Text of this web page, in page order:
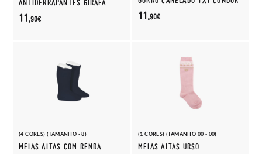
ANTIDERRAPANTES GIRAFA
11,90€ 11,90€
(4 CORES) (TAMANHO - 8)
MEIAS ALTAS COM RENDA
(1 CORES) (TAMANHO 00 - 00)
MEIAS ALTAS URSO